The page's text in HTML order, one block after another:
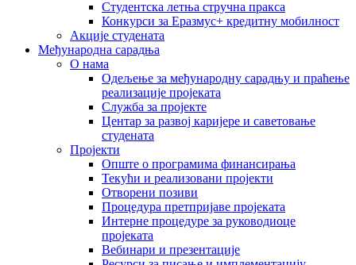
Студентска летња стручна пракса
Конкурси за Еразмус+ кредитну мобилност
Акције студената
Међународна сарадња
О нама
Одељење за међународну сарадњу и праћење
реализације пројеката
Служба за пројекте
Центар за развој каријере и саветовање
студената
Пројекти
Опште о програмима финансирања
Текући и реализовани пројекти
Отворени позиви
Процедура претпријаве пројеката
Интерне процедуре за руководиоце
пројеката
Вебинари и презентације